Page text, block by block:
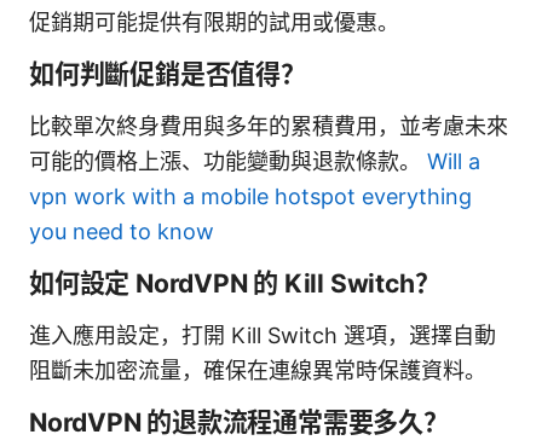
促銷期可能提供有限期的試用或優惠。
如何判斷促銷是否值得？
比較單次終身費用與多年的累積費用，並考慮未來
可能的價格上漲、功能變動與退款條款。 Will a
vpn work with a mobile hotspot everything
you need to know
如何設定 NordVPN 的 Kill Switch？
進入應用設定，打開 Kill Switch 選項，選擇自動
阻斷未加密流量，確保在連線異常時保護資料。
NordVPN 的退款流程通常需要多久？